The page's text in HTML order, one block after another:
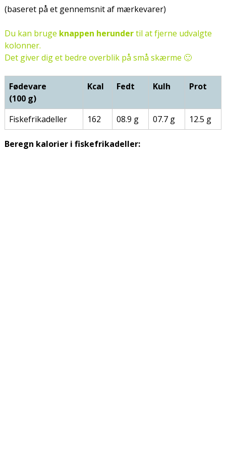
(baseret på et gennemsnit af mærkevarer)
Du kan bruge knappen herundertil at fjerne udvalgte
kolonner.
Det giver dig et bedre overblik på små skærme 🙂
Fødevare
(100 g)
Kcal Fedt Kulh Prot
Fiskefrikadeller 162 08.9 g 07.7 g 12.5 g
Beregn kalorier i fiskefrikadeller: